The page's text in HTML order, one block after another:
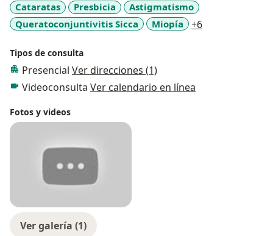
Cataratas Presbicia
Astigmatismo
Queratoconjuntivitis Sicca
Miopía +6
Tipos de consulta
Presencial Ver direcciones (1)
Videoconsulta Ver calendario en línea
Fotos y videos
Ver galería (1)